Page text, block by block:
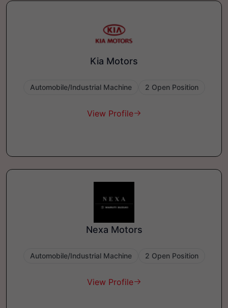
Kia Motors
Automobile/Industrial Machine 2 Open Position
View Profile
Nexa Motors
Automobile/Industrial Machine 2 Open Position
View Profile